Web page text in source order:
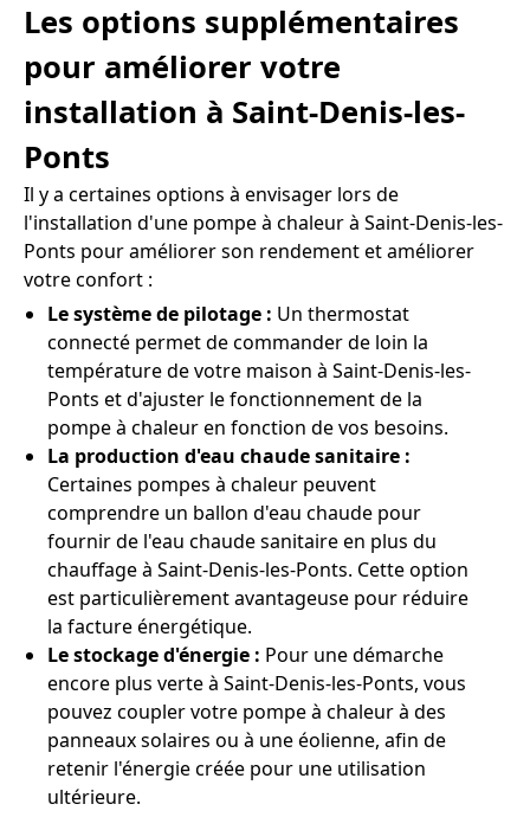
Les options supplémentaires
pour améliorer votre
installation à Saint-Denis-les-
Ponts
Il y a certaines options à envisager lors de
l'installation d'une pompe à chaleur à Saint-Denis-les-
Ponts pour améliorer son rendement et améliorer
votre confort :
Le système de pilotage : Un thermostat
connecté permet de commander de loin la
température de votre maison à Saint-Denis-les-
Ponts et d'ajuster le fonctionnement de la
pompe à chaleur en fonction de vos besoins.
La production d'eau chaude sanitaire :
Certaines pompes à chaleur peuvent
comprendre un ballon d'eau chaude pour
fournir de l'eau chaude sanitaire en plus du
chauffage à Saint-Denis-les-Ponts. Cette option
est particulièrement avantageuse pour réduire
la facture énergétique.
Le stockage d'énergie : Pour une démarche
encore plus verte à Saint-Denis-les-Ponts, vous
pouvez coupler votre pompe à chaleur à des
panneaux solaires ou à une éolienne, afin de
retenir l'énergie créée pour une utilisation
ultérieure.